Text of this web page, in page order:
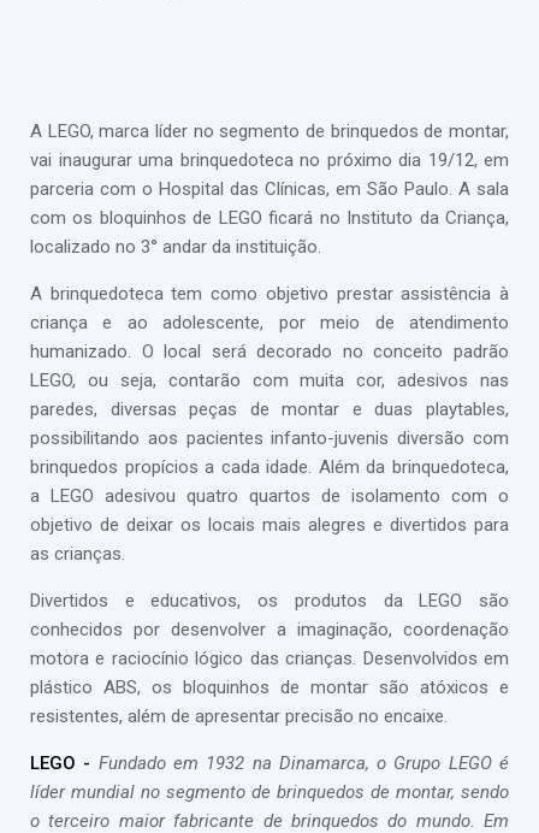
A LEGO, marca líder no segmento de brinquedos de montar,
vai inaugurar uma brinquedoteca no próximo dia 19/12, em
parceria com o Hospital das Clínicas, em São Paulo. A sala
com os bloquinhos de LEGO ficará no Instituto da Criança,
localizado no 3° andar da instituição.
A brinquedoteca tem como objetivo prestar assistência à
criança e ao adolescente, por meio de atendimento
humanizado. O local será decorado no conceito padrão
LEGO, ou seja, contarão com muita cor, adesivos nas
paredes, diversas peças de montar e duas playtables,
possibilitando aos pacientes infanto-juvenis diversão com
brinquedos propícios a cada idade. Além da brinquedoteca,
a LEGO adesivou quatro quartos de isolamento com o
objetivo de deixar os locais mais alegres e divertidos para
as crianças.
Divertidos e educativos, os produtos da LEGO são
conhecidos por desenvolver a imaginação, coordenação
motora e raciocínio lógico das crianças. Desenvolvidos em
plástico ABS, os bloquinhos de montar são atóxicos e
resistentes, além de apresentar precisão no encaixe.
LEGO - Fundado em 1932 na Dinamarca, o Grupo LEGO é
líder mundial no segmento de brinquedos de montar, sendo
o terceiro maior fabricante de brinquedos do mundo. Em